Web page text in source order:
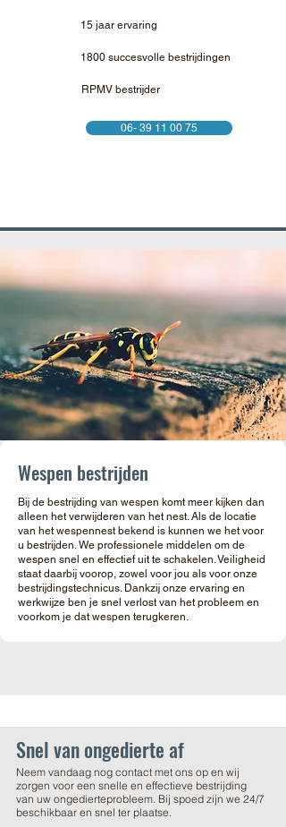
15 jaar ervaring
1800 succesvolle bestrijdingen
RPMV bestrijder
06- 39 11 00 75
Wespen bestrijden
Bij de bestrijding van wespen komt meer kijken dan
alleen het verwijderen van het nest. Als de locatie
van het wespennest bekend is kunnen we het voor
u bestrijden. We professionele middelen om de
wespen snel en effectief uit te schakelen. Veiligheid
staat daarbij voorop, zowel voor jou als voor onze
bestrijdingstechnicus. Dankzij onze ervaring en
werkwijze ben je snel verlost van het probleem en
voorkom je dat wespen terugkeren.
Snel van ongedierte af
Neem vandaag nog contact met ons op en wij
zorgen voor een snelle en effectieve bestrijding
van uw ongedierteprobleem. Bij spoed zijn we 24/7
beschikbaar en snel ter plaatse.